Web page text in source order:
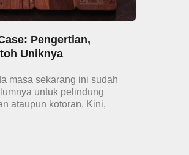
Pengertian,
Uniknya
masa sekarang ini sudah
untuk pelindung
ataupun kotoran. Kini,